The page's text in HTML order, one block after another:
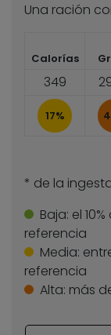
Una ración
Calorías
349
17%
* de la
Baja: el
referencia
Media:
referencia
Alta: más